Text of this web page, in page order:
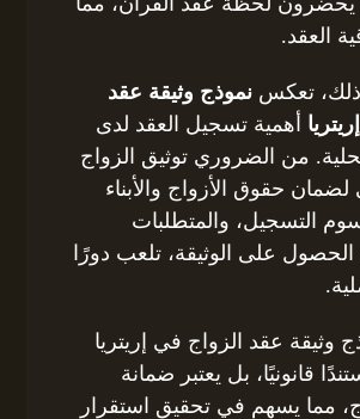
العقد.
ذلك، تعكسنموذج وثيقة عقد
أهمية تسجيل العقد لدى
من الضروري توثيق الزواج
حقوق الأزواج والأبناء
التسجيل، والمتطلبات
الحصول على الوثيقة، تلعب دورًا
وثيقة عقد الزواج في إريتريا
قانونيًا، بل يعتبر ضمانة
مما يسهم في تحقيق استقرار